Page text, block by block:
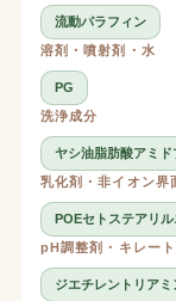
流動パラフィン
溶剤・噴射剤・水
PG
洗浄成分
ヤシ油脂肪酸アミ
乳化剤・非イオン界
POEセトステアリ
pH調整剤・キレー
ジエチレントリア